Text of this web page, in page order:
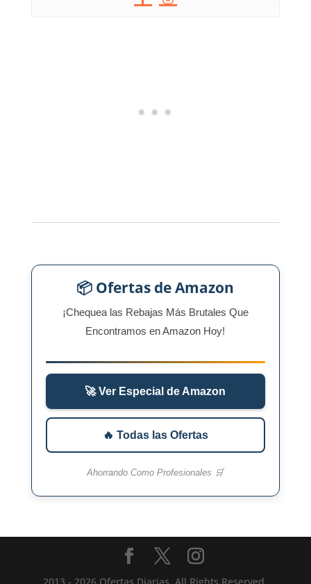
📦 Ofertas de Amazon
¡Chequea las Rebajas Más Brutales Que
Encontramos en Amazon Hoy!
🚀 Ver Especial de Amazon
🔥 Todas las Ofertas
Ahorrando Como Profesionales 🛒